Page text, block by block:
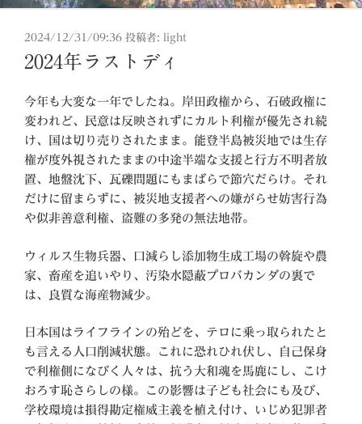
投
稿
日:
2024/12/31/09:36 投稿者: light
2024年ラストディ
今年も大変な一年でしたね。岸田政権から、石破政権に
変われど、民意は反映されずにカルト利権が優先され続
け、国は切り売りされたまま。能登半島被災地では生存
権が度外視されたままの中途半端な支援と行方不明者放
置、地盤沈下、瓦礫問題にもまばらで節穴だらけ。それ
だけに留まらずに、被災地支援者への嫌がらせ妨害行為
や似非善意利権、盗難の多発の無法地帯。
ウィルス生物兵器、口減らし添加物生成工場の斡旋や農
家、畜産を追いやり、汚染水隠蔽プロバカンダの裏で
は、良質な海産物減少。
日本国はライフラインの殆どを、テロに乗っ取られたと
も言える人口削減状態。これに恐れひれ伏し、自己保身
で利権側になびく人々は、抗う大和魂を馬鹿にし、こけ
おろす恥さらしの様。この影響は子ども社会にも及び、
学校環境は損得勘定権威主義を植え付け、いじめ犯罪者